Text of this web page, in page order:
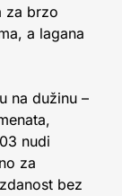
za brzo
a lagana
na dužinu –
nudi
za
bez